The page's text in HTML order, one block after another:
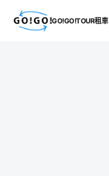
GO!GO!TOUR租車